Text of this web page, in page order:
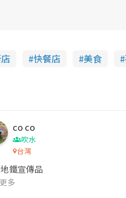
快餐店 美食
改編自同名網絡漫畫,故事主
co co
吹水
台灣
鐵宣傳品
多